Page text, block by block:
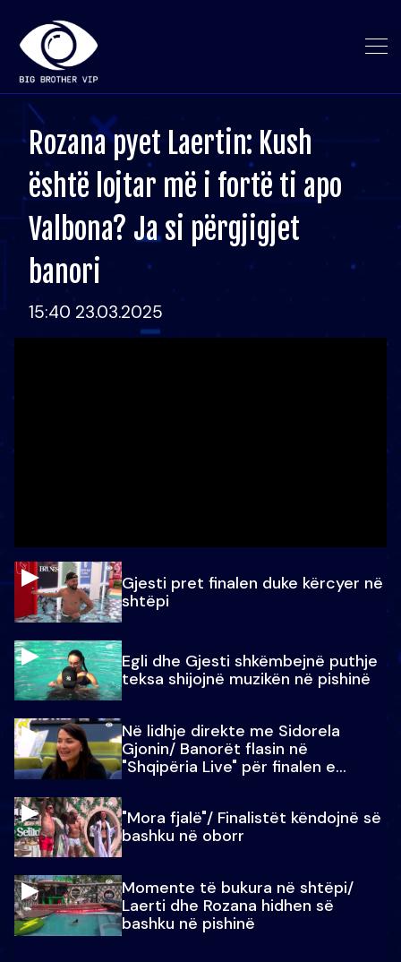
Rozana pyet Laertin: Kush
është lojtar më i fortë ti apo
Valbona? Ja si përgjigjet
banori
15:40 23.03.2025
Gjesti pret finalen duke kërcyer në
shtëpi
Egli dhe Gjesti shkëmbejnë puthje
teksa shijojnë muzikën në pishinë
Në lidhje direkte me Sidorela
Gjonin/ Banorët flasin në
"Shqipëria Live" për finalen e
"Mora fjalë"/ Finalistët këndojnë së
bashku në oborr
Momente të bukura në shtëpi/
Laerti dhe Rozana hidhen së
bashku në pishinë